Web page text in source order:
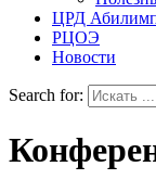
ЦРД
РЦОЭ
Новости
Search for: